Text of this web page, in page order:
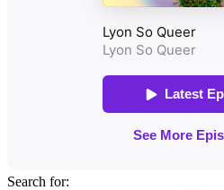
Search for: